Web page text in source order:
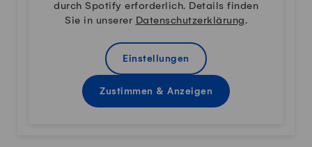
durch Spotify erforderlich. Details finden
Sie in unserer Datenschutzerklärung.
Einstellungen
Zustimmen & Anzeigen